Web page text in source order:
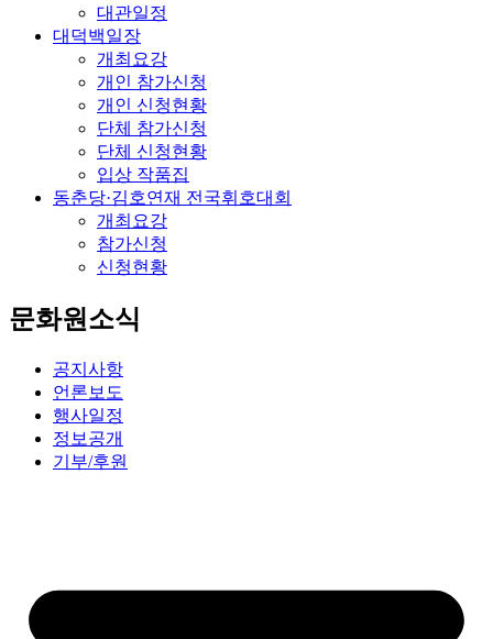
대관일정
대덕백일장
개최요강
개인 참가신청
개인 신청현황
단체 참가신청
단체 신청현황
입상 작품집
동춘당·김호연재 전국휘호대회
개최요강
참가신청
신청현황
문화원소식
공지사항
언론보도
행사일정
정보공개
기부/후원